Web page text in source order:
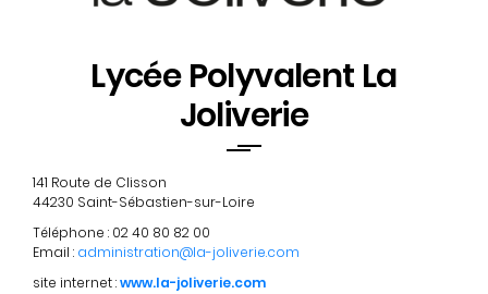
Lycée Polyvalent La
Joliverie
141 Route de Clisson
44230 Saint-Sébastien-sur-Loire
Téléphone : 02 40 80 82 00
Email : administration@la-joliverie.com
site internet :www.la-joliverie.com